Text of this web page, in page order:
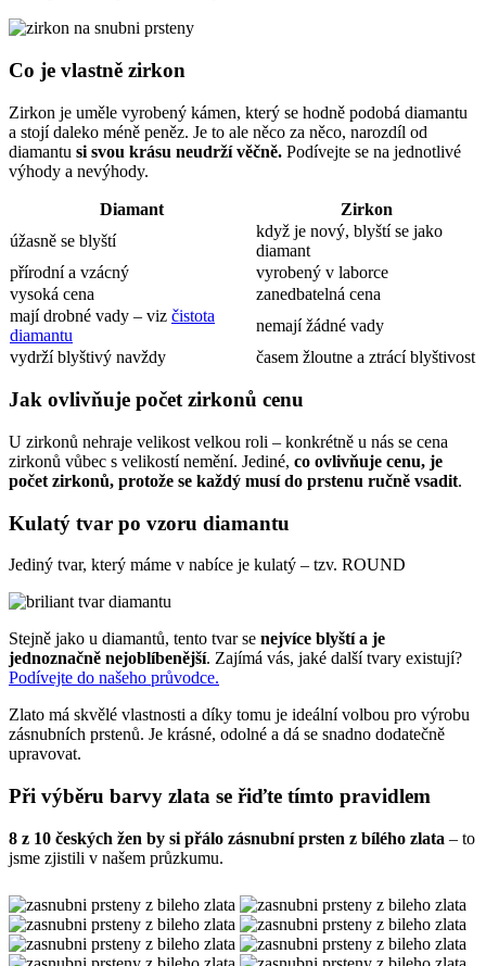
Co je vlastně zirkon
Zirkon je uměle vyrobený kámen, který se hodně podobá diamantu
a stojí daleko méně peněz. Je to ale něco za něco, narozdíl od
diamantu si svou krásu neudrží věčně. Podívejte se na jednotlivé
výhody a nevýhody.
Diamant
Zirkon
úžasně se blyští
když je nový, blyští se jako
diamant
přírodní a vzácný
vyrobený v laborce
vysoká cena
zanedbatelná cena
mají drobné vady – viz čistota
diamantu
nemají žádné vady
vydrží blyštivý navždy
časem žloutne a ztrácí blyštivost
Jak ovlivňuje počet zirkonů cenu
U zirkonů nehraje velikost velkou roli – konkrétně u nás se cena
zirkonů vůbec s velikostí nemění. Jediné, co ovlivňuje cenu, je
počet zirkonů, protože se každý musí do prstenu ručně vsadit.
Kulatý tvar po vzoru diamantu
Jediný tvar, který máme v nabíce je kulatý – tzv. ROUND
Stejně jako u diamantů, tento tvar se nejvíce blyští a je
jednoznačně nejoblíbenější. Zajímá vás, jaké další tvary existují?
Podívejte do našeho průvodce.
Zlato má skvělé vlastnosti a díky tomu je ideální volbou pro výrobu
zásnubních prstenů. Je krásné, odolné a dá se snadno dodatečně
upravovat.
Při výběru barvy zlata se řiďte tímto pravidlem
8 z 10 českých žen by si přálo zásnubní prsten z bílého zlata – to
jsme zjistili v našem průzkumu.